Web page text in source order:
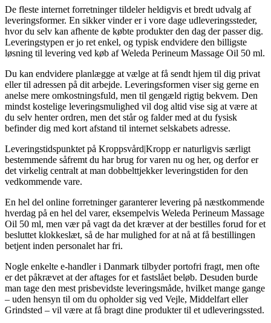
De fleste internet forretninger tildeler heldigvis et bredt udvalg af
leveringsformer. En sikker vinder er i vore dage udleveringssteder,
hvor du selv kan afhente de købte produkter den dag der passer dig.
Leveringstypen er jo ret enkel, og typisk endvidere den billigste
løsning til levering ved køb af Weleda Perineum Massage Oil 50 ml.
Du kan endvidere planlægge at vælge at få sendt hjem til dig privat
eller til adressen på dit arbejde. Leveringsformen viser sig gerne en
anelse mere omkostningsfuld, men til gengæld rigtig bekvem. Den
mindst kostelige leveringsmulighed vil dog altid vise sig at være at
du selv henter ordren, men det står og falder med at du fysisk
befinder dig med kort afstand til internet selskabets adresse.
Leveringstidspunktet på Kroppsvård|Kropp er naturligvis særligt
bestemmende såfremt du har brug for varen nu og her, og derfor er
det virkelig centralt at man dobbelttjekker leveringstiden for den
vedkommende vare.
En hel del online forretninger garanterer levering på næstkommende
hverdag på en hel del varer, eksempelvis Weleda Perineum Massage
Oil 50 ml, men vær på vagt da det kræver at der bestilles forud for et
besluttet klokkeslæt, så de har mulighed for at nå at få bestillingen
betjent inden personalet har fri.
Nogle enkelte e-handler i Danmark tilbyder portofri fragt, men ofte
er det påkrævet at der aftages for et fastslået beløb. Desuden burde
man tage den mest prisbevidste leveringsmåde, hvilket mange gange
– uden hensyn til om du opholder sig ved Vejle, Middelfart eller
Grindsted – vil være at få bragt dine produkter til et udleveringssted.